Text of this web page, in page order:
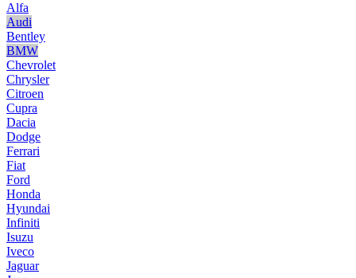
Alfa
Audi
Bentley
BMW
Chevrolet
Chrysler
Citroen
Cupra
Dacia
Dodge
Ferrari
Fiat
Ford
Honda
Hyundai
Infiniti
Isuzu
Iveco
Jaguar